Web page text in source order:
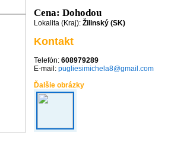
Cena: Dohodou
Lokalita (Kraj): Žilinský (SK)
Kontakt
Telefón: 608979289
E-mail: pugliesimichela8@gmail.com
Ďalšie obrázky